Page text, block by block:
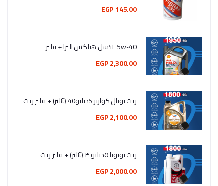
145.00 EGP
4L 5w-40شل هيلكس الترا + فلتر
2,300.00 EGP
زيت توتال كوارتز 5دبليو40 (٤لتر) + فلتر زيت
2,100.00 EGP
زيت تويوتا ٥دبليو٣٠ (٤لتر) + فلتر زيت
2,000.00 EGP